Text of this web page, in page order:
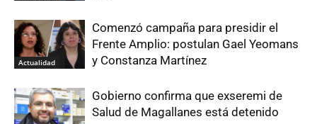
Actualidad
Comenzó campaña para presidir el
Frente Amplio: postulan Gael Yeomans
y Constanza Martínez
Gobierno confirma que exseremi de
Salud de Magallanes está detenido